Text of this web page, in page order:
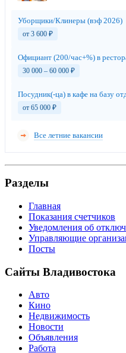
Уборщики/Клинеры (вэф 2026)
от 3 600 ₽
Официант (200/час+%) в
30 000 – 60 000 ₽
Посудник(-ца) в кафе на базу
от 65 000 ₽
Все летние вакансии
Разделы
Главная
Показания счетчиков
Уведомления об
Управляющие
Посты
Сайты Владивостока
Авто
Кино
Недвижимость
Новости
Объявления
Работа